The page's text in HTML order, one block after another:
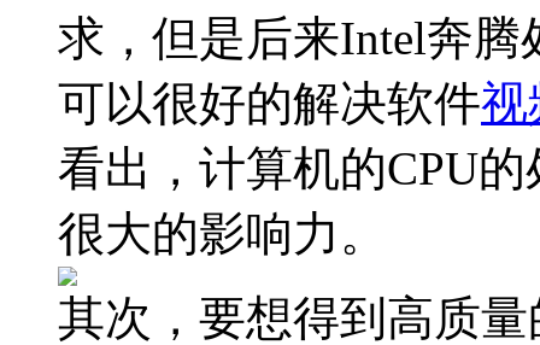
求，但是后来Intel奔
可以很好的解决软件视
看出，计算机的CPU
很大的影响力。
其次，要想得到高质